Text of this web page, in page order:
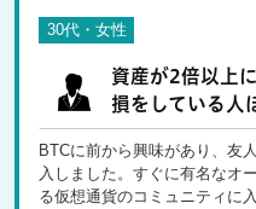
30代・女性
資産が2倍以上
損をしている人
BTCに前から興味があり、友
入しました。すぐに有名なオ
る仮想通貨のコミュニティに